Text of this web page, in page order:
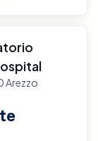
Arezzo